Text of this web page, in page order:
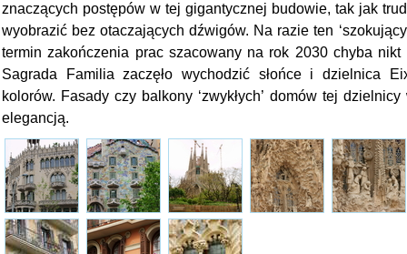
znaczących postępów w tej gigantycznej budowie, tak jak
wyobrazić bez otaczających dźwigów. Na razie ten
termin zakończenia prac szacowany na rok 2030 chyba
Sagrada Familia zaczęło wychodzić słońce i dzielnica
kolorów. Fasady czy balkony ‘zwykłych’ domów tej
elegancją.